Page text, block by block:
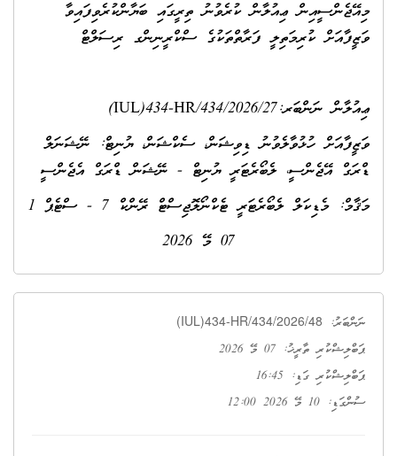
މިއޭޖެންސީއިން ޢިއުލާން ކުރެވުނު ތިރީގައި ބަޔާންކުރެވިފައިވާ
ވަޒީފާއަށް ކުރިމަތިލީ ފަރާތްތަކުގެ ސްކްރީނިންގ ރިސަލްޓް
ޢިއުލާން ނަންބަރ:27/IUL)434-HR/434/2026)
ވަޒީފާއަށް ހުޅުވާލެވުނު ޑިވިޝަން، ސެކްޝަން، ޔުނިޓް: ނޭޝަނަލް
ޑްރަގް އޭޖެންސީ،ލެބޯރެޓަރީ ޔުނިޓް - ނޭޝަން ޑްރަގް އެޖެންސީ
މަޤާމް:މެޑިކަލް ލެބޯރެޓަރީ ޓެކްނޯލޮޖިސްޓް ރޭންކް 7 - ސްޓެޕް 1
07 މޭ 2026
ނަންބަރު: (IUL)434-HR/434/2026/48
ޕަބްލިޝްކުރި ތާރީޚު: 07 މޭ 2026
ޕަބްލިޝްކުރި ގަޑި: 16:45
ސުންގަޑި: 10 މޭ 2026 12:00